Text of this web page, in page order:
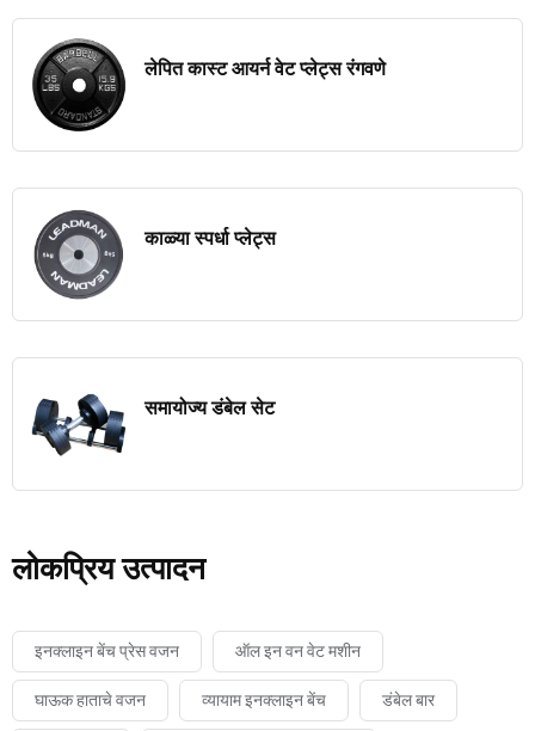
लेपित कास्ट आयर्न वेट प्लेट्स रंगवणे
काळ्या स्पर्धा प्लेट्स
समायोज्य डंबेल सेट
लोकप्रिय उत्पादन
इनक्लाइन बेंच प्रेस वजन ऑल इन वन वेट मशीन
घाऊक हाताचे वजन व्यायाम इनक्लाइन बेंच डंबेल बार